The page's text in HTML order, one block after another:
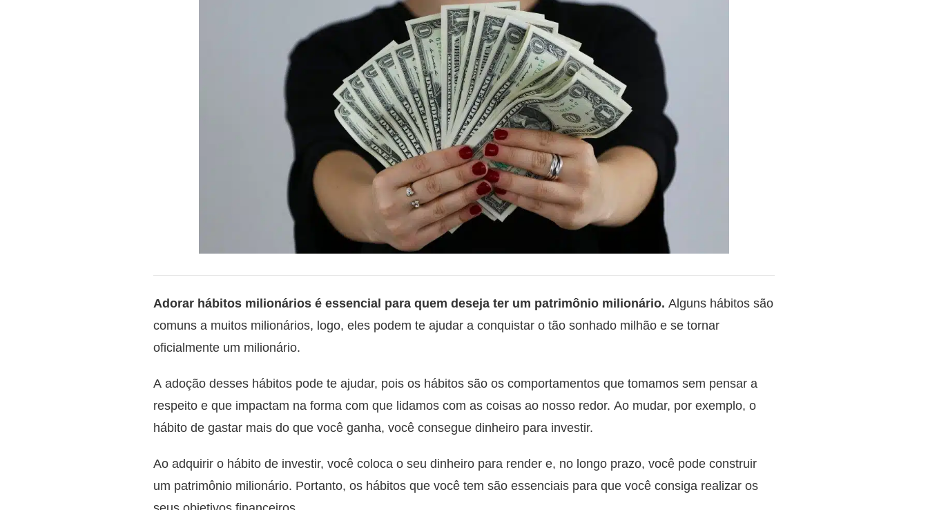
Adorar hábitos milionários é essencial para quem deseja ter um patrimônio milionário. Alguns hábitos são
comuns a muitos milionários, logo, eles podem te ajudar a conquistar o tão sonhado milhão e se tornar
oficialmente um milionário.
A adoção desses hábitos pode te ajudar, pois os hábitos são os comportamentos que tomamos sem pensar a
respeito e que impactam na forma com que lidamos com as coisas ao nosso redor. Ao mudar, por exemplo, o
hábito de gastar mais do que você ganha, você consegue dinheiro para investir.
Ao adquirir o hábito de investir, você coloca o seu dinheiro para render e, no longo prazo, você pode construir
um patrimônio milionário. Portanto, os hábitos que você tem são essenciais para que você consiga realizar os